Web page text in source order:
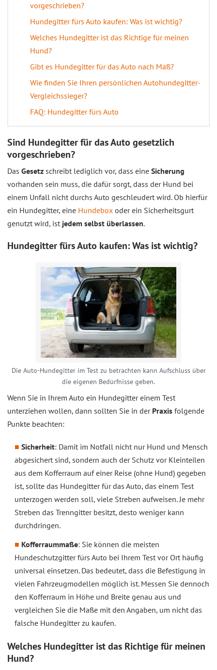
vorgeschrieben?
Hundegitter fürs Auto kaufen: Was ist wichtig?
Welches Hundegitter ist das Richtige für meinen
Hund?
Gibt es Hundegitter für das Auto nach Maß?
Wie finden Sie Ihren persönlichen Autohundegitter-
Vergleichssieger?
FAQ: Hundegitter fürs Auto
Sind Hundegitter für das Auto gesetzlich
vorgeschrieben?
Das Gesetz schreibt lediglich vor, dass eine Sicherung
vorhanden sein muss, die dafür sorgt, dass der Hund bei
einem Unfall nicht durchs Auto geschleudert wird. Ob hierfür
ein Hundegitter, eine Hundebox oder ein Sicherheitsgurt
genutzt wird, ist jedem selbst überlassen.
Hundegitter fürs Auto kaufen: Was ist wichtig?
Die Auto-Hundegitter im Test zu betrachten kann Aufschluss über
die eigenen Bedürfnisse geben.
Wenn Sie in Ihrem Auto ein Hundegitter einem Test
unterziehen wollen, dann sollten Sie in der Praxis folgende
Punkte beachten:
Sicherheit: Damit im Notfall nicht nur Hund und Mensch
abgesichert sind, sondern auch der Schutz vor Kleinteilen
aus dem Kofferraum auf einer Reise (ohne Hund) gegeben
ist, sollte das Hundegitter für das Auto, das einem Test
unterzogen werden soll, viele Streben aufweisen. Je mehr
Streben das Trenngitter besitzt, desto weniger kann
durchdringen.
Kofferraummaße: Sie können die meisten
Hundeschutzgitter fürs Auto bei Ihrem Test vor Ort häufig
universal einsetzen. Das bedeutet, dass die Befestigung in
vielen Fahrzeugmodellen möglich ist. Messen Sie dennoch
den Kofferraum in Höhe und Breite genau aus und
vergleichen Sie die Maße mit den Angaben, um nicht das
falsche Hundegitter zu kaufen.
Welches Hundegitter ist das Richtige für meinen
Hund?